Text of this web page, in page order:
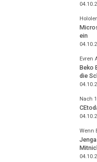
ein
Evren
Beko
die
Nach
Wenn